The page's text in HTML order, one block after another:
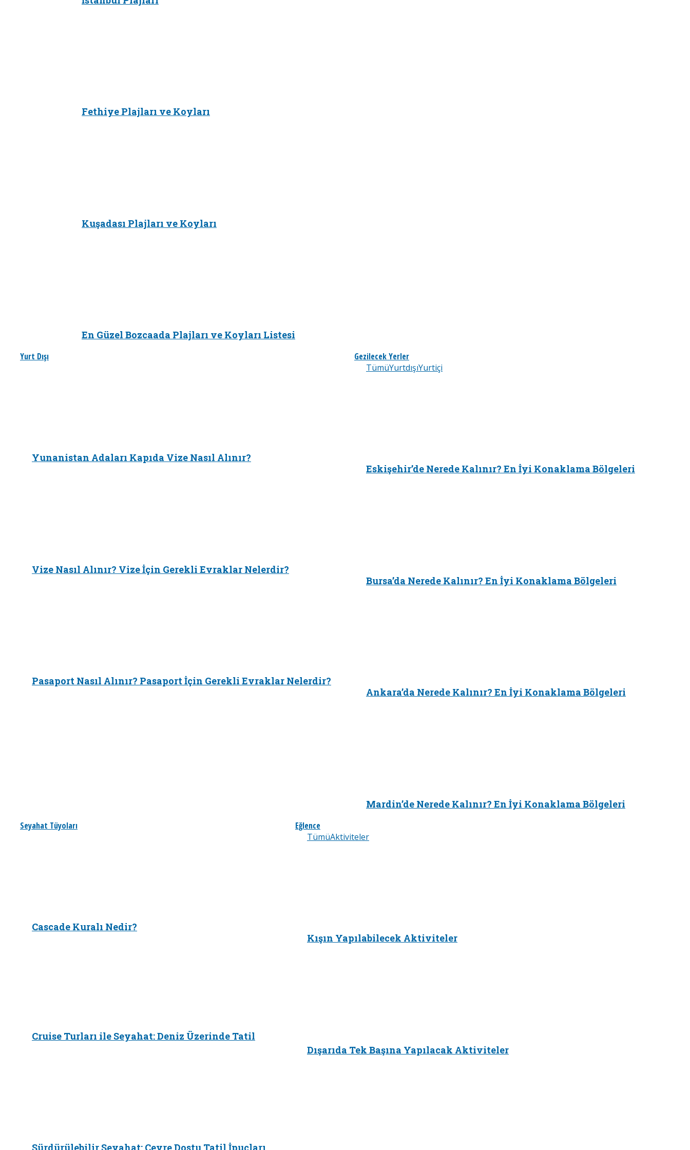
Fethiye Plajları ve Koyları
Kuşadası Plajları ve Koyları
En Güzel Bozcaada Plajları ve Koyları Listesi
Yurt Dışı
Yunanistan Adaları Kapıda Vize Nasıl Alınır?
Vize Nasıl Alınır? Vize İçin Gerekli Evraklar Nelerdir?
Pasaport Nasıl Alınır? Pasaport İçin Gerekli Evraklar Nelerdir?
Gezilecek Yerler
TümüYurtdışıYurtiçi
Eskişehir’de Nerede Kalınır? En İyi Konaklama Bölgeleri
Bursa’da Nerede Kalınır? En İyi Konaklama Bölgeleri
Ankara’da Nerede Kalınır? En İyi Konaklama Bölgeleri
Mardin’de Nerede Kalınır? En İyi Konaklama Bölgeleri
Seyahat Tüyoları
Cascade Kuralı Nedir?
Cruise Turları ile Seyahat: Deniz Üzerinde Tatil
Sürdürülebilir Seyahat: Çevre Dostu Tatil İpuçları
Eğlence
TümüAktiviteler
Kışın Yapılabilecek Aktiviteler
Dışarıda Tek Başına Yapılacak Aktiviteler